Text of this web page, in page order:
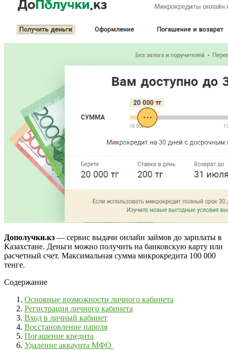
Дополучки.кз — сервис выдачи онлайн займов до зарплаты в
Казахстане. Деньги можно получить на банковскую карту или
расчетный счет. Максимальная сумма микрокредита 100 000
тенге.
Содержание
Основные возможности личного кабинета
Регистрация личного кабинета
Вход в личный кабинет
Восстановление пароля
Погашение кредита
Удаление аккаунта МФО